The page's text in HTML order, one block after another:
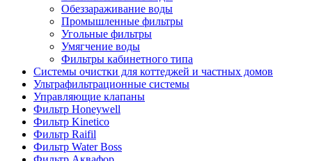
Обеззараживание воды
Промышленные фильтры
Угольные фильтры
Умягчение воды
Фильтры кабинетного типа
Системы очистки для коттеджей и частных домов
Ультрафильтрационные системы
Управляющие клапаны
Фильтр Honeywell
Фильтр Kinetico
Фильтр Raifil
Фильтр Water Boss